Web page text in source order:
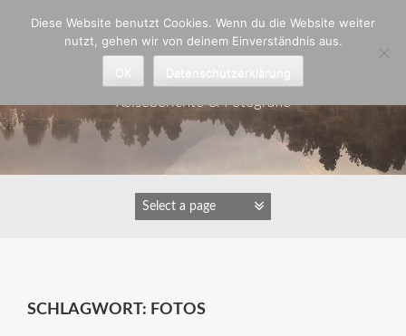
Astrid Padberg
Reiseberichte & Fotografie
SCHLAGWORT: FOTOS
Diese Website benutzt Cookies. Wenn du die Website weiter
nutzt, gehen wir von deinem Einverständnis aus.